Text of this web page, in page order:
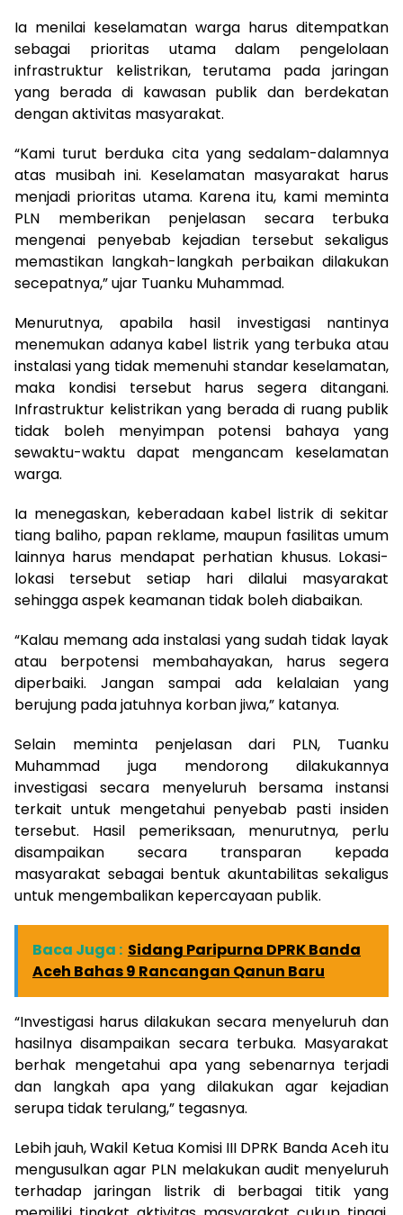
Ia menilai keselamatan warga harus ditempatkan
sebagai prioritas utama dalam pengelolaan
infrastruktur kelistrikan, terutama pada jaringan
yang berada di kawasan publik dan berdekatan
dengan aktivitas masyarakat.
“Kami turut berduka cita yang sedalam-dalamnya
atas musibah ini. Keselamatan masyarakat harus
menjadi prioritas utama. Karena itu, kami meminta
PLN memberikan penjelasan secara terbuka
mengenai penyebab kejadian tersebut sekaligus
memastikan langkah-langkah perbaikan dilakukan
secepatnya,” ujar Tuanku Muhammad.
Menurutnya, apabila hasil investigasi nantinya
menemukan adanya kabel listrik yang terbuka atau
instalasi yang tidak memenuhi standar keselamatan,
maka kondisi tersebut harus segera ditangani.
Infrastruktur kelistrikan yang berada di ruang publik
tidak boleh menyimpan potensi bahaya yang
sewaktu-waktu dapat mengancam keselamatan
warga.
Ia menegaskan, keberadaan kabel listrik di sekitar
tiang baliho, papan reklame, maupun fasilitas umum
lainnya harus mendapat perhatian khusus. Lokasi-
lokasi tersebut setiap hari dilalui masyarakat
sehingga aspek keamanan tidak boleh diabaikan.
“Kalau memang ada instalasi yang sudah tidak layak
atau berpotensi membahayakan, harus segera
diperbaiki. Jangan sampai ada kelalaian yang
berujung pada jatuhnya korban jiwa,” katanya.
Selain meminta penjelasan dari PLN, Tuanku
Muhammad juga mendorong dilakukannya
investigasi secara menyeluruh bersama instansi
terkait untuk mengetahui penyebab pasti insiden
tersebut. Hasil pemeriksaan, menurutnya, perlu
disampaikan secara transparan kepada
masyarakat sebagai bentuk akuntabilitas sekaligus
untuk mengembalikan kepercayaan publik.
Baca Juga : Sidang Paripurna DPRK Banda
Aceh Bahas 9 Rancangan Qanun Baru
“Investigasi harus dilakukan secara menyeluruh dan
hasilnya disampaikan secara terbuka. Masyarakat
berhak mengetahui apa yang sebenarnya terjadi
dan langkah apa yang dilakukan agar kejadian
serupa tidak terulang,” tegasnya.
Lebih jauh, Wakil Ketua Komisi III DPRK Banda Aceh itu
mengusulkan agar PLN melakukan audit menyeluruh
terhadap jaringan listrik di berbagai titik yang